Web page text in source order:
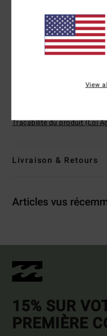
et élasthanne
Coupe :Coupe Hike
Couvrance :Ultra
Coupe :taille mi-haute
[Matière
Traçabilité du produit (Loi
Livraison & Retours
Articles vus
15% SUR
PREMIÈRE
View